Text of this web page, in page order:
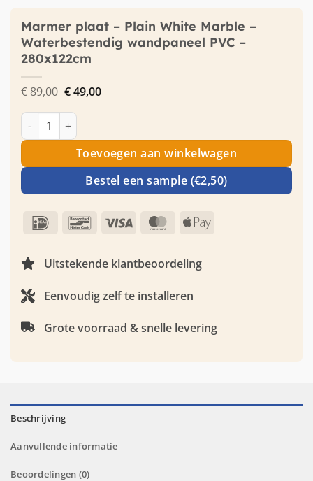
Marmer plaat – Plain White Marble –
Waterbestendig wandpaneel PVC –
280x122cm
€89,00 Oorspronkelijke
prijs
was:
€ 89,00.
€49,00Huidige
Marmer plaat - Plain White Marble - Waterbestendig
Toevoegen aan winkelwagen
Bestel een sample (€2,50)
IDeal Bancontact
Visa MasterCard
Apple
Uitstekende klantbeoordeling
Eenvoudig zelf te installeren
Grote voorraad & snelle levering
Beschrijving
Aanvullende informatie
Beoordelingen (0)